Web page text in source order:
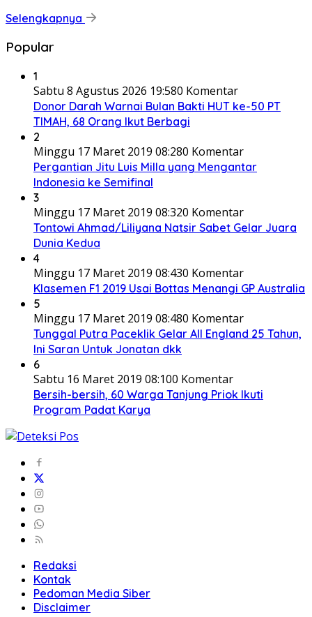
Selengkapnya
Popular
1
Sabtu 8 Agustus 2026 19:580 Komentar
Donor Darah Warnai Bulan Bakti HUT ke-50 PT
TIMAH, 68 Orang Ikut Berbagi
2
Minggu 17 Maret 2019 08:280 Komentar
Pergantian Jitu Luis Milla yang Mengantar
Indonesia ke Semifinal
3
Minggu 17 Maret 2019 08:320 Komentar
Tontowi Ahmad/Liliyana Natsir Sabet Gelar Juara
Dunia Kedua
4
Minggu 17 Maret 2019 08:430 Komentar
Klasemen F1 2019 Usai Bottas Menangi GP Australia
5
Minggu 17 Maret 2019 08:480 Komentar
Tunggal Putra Paceklik Gelar All England 25 Tahun,
Ini Saran Untuk Jonatan dkk
6
Sabtu 16 Maret 2019 08:100 Komentar
Bersih-bersih, 60 Warga Tanjung Priok Ikuti
Program Padat Karya
Redaksi
Kontak
Pedoman Media Siber
Disclaimer